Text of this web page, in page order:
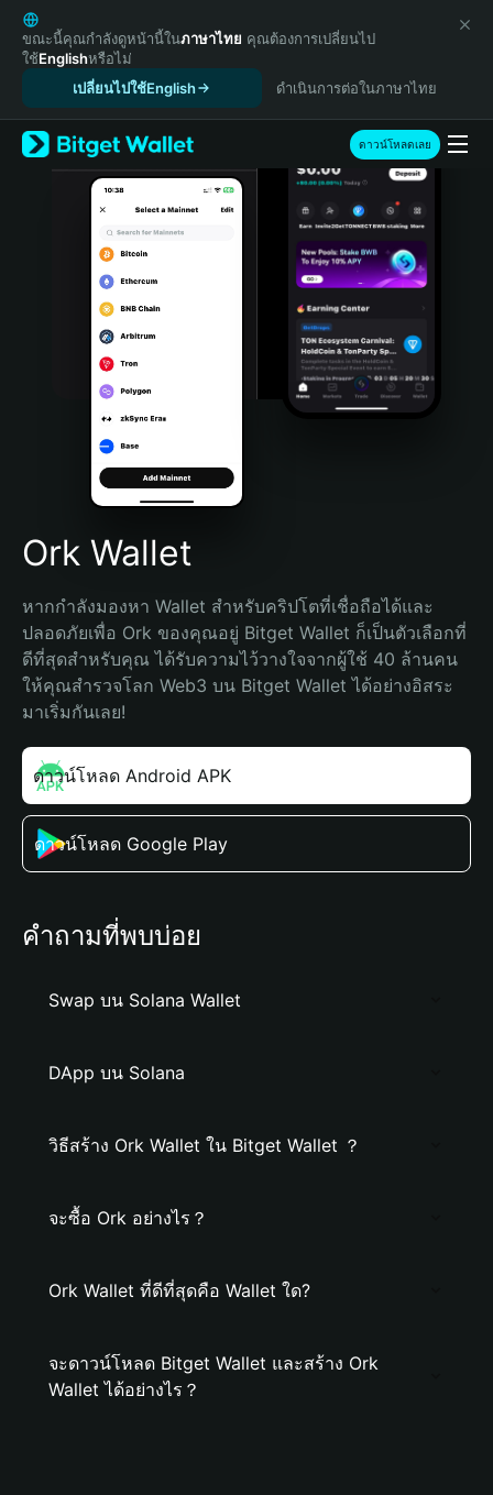
English
日本語
Tiếng Việt
Español (Latinoamérica)
Türkçe
Italiano
Português (Portugal)
Bahasa Indonesia
Português (Brasil)
Español (Argentina)
ขณะนี้คุณกำลังดูหน้านี้ในภาษาไทย คุณต้องการเปลี่ยนไป
ใช้Englishหรือไม่
เปลี่ยนไปใช้English
ดำเนินการต่อในภาษาไทย
ดาวน์โหลดเลย
Ork Wallet
หากกำลังมองหา Wallet สำหรับคริปโตที่เชื่อถือได้และ
ปลอดภัยเพื่อ Ork ของคุณอยู่ Bitget Wallet ก็เป็นตัวเลือกที่
ดีที่สุดสำหรับคุณ ได้รับความไว้วางใจจากผู้ใช้ 40 ล้านคน
ให้คุณสำรวจโลก Web3 บน Bitget Wallet ได้อย่างอิสระ
มาเริ่มกันเลย!
ดาวน์โหลด Android APK
ดาวน์โหลด Google Play
คำถามที่พบบ่อย
Swap บน Solana Wallet
DApp บน Solana
วิธีสร้าง Ork Wallet ใน Bitget Wallet ？
จะซื้อ Ork อย่างไร？
Ork Wallet ที่ดีที่สุดคือ Wallet ใด?
จะดาวน์โหลด Bitget Wallet และสร้าง Ork
Wallet ได้อย่างไร？